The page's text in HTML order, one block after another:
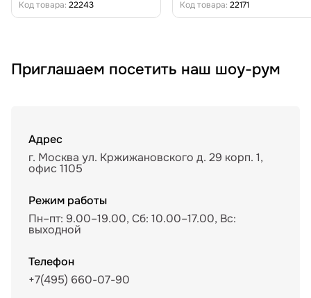
Код товара: 22243
Код товара: 22171
Приглашаем посетить наш шоу-рум
Адрес
г. Москва ул. Кржижановского д. 29 корп. 1,
офис 1105
Режим работы
Пн–пт: 9.00–19.00, Сб: 10.00–17.00, Вс:
выходной
Телефон
+7(495) 660-07-90